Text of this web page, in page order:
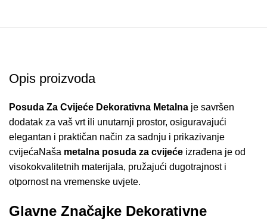
Opis proizvoda
Posuda Za Cvijeće Dekorativna Metalna je savršen
dodatak za vaš vrt ili unutarnji prostor, osiguravajući
elegantan i praktičan način za sadnju i prikazivanje
cvijećaNaša metalna posuda za cvijeće izrađena je od
visokokvalitetnih materijala, pružajući dugotrajnost i
otpornost na vremenske uvjete.
Glavne Značajke Dekorativne